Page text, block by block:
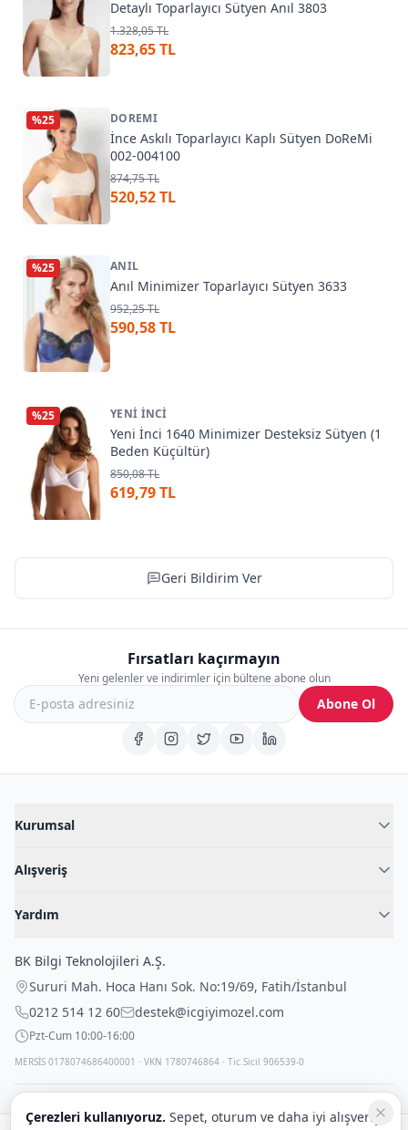
Detaylı Toparlayıcı Sütyen Anıl 3803
1.328,05 TL
823,65 TL
%25 DOREMI
İnce Askılı Toparlayıcı Kaplı Sütyen DoReMi
002-004100
874,75 TL
520,52 TL
%25 ANIL
Anıl Minimizer Toparlayıcı Sütyen 3633
952,25 TL
590,58 TL
%25 YENI İNCI
Yeni İnci 1640 Minimizer Desteksiz Sütyen (1
Beden Küçültür)
850,08 TL
619,79 TL
Geri Bildirim Ver
Fırsatları kaçırmayın
Yeni gelenler ve indirimler için bültene abone olun
Abone Ol
Kurumsal
Blog
İç Giyim Rehberi
Alışveriş
Fantazi İç Giyim
Çocuk İç Giyim
Outlet Fırsatları
Yardım
İade Politikası
Gizli Paketleme
BK Bilgi Teknolojileri A.Ş.
Sururi Mah. Hoca Hanı Sok. No:19/69, Fatih/İstanbul
0212 514 12 60
destek@icgiyimozel.com
Pzt-Cum 10:00-16:00
MERSİS 0178074686400001 · VKN 1780746864 · Tic.Sicil 906539-0
Çerezleri kullanıyoruz. Sepet, oturum ve daha iyi alışveriş